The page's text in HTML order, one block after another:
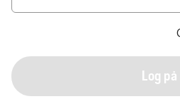
Log på